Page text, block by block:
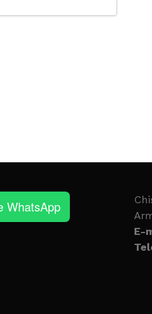
WhatsApp
E-